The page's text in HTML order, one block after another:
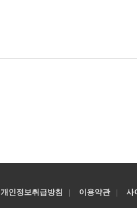
개인정보취급방침 | 이용약관 | 사